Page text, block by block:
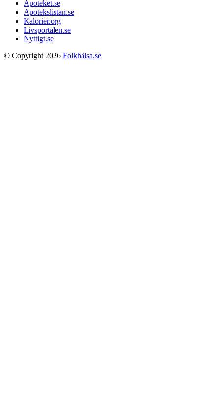
Apoteket.se
Apotekslistan.se
Kalorier.org
Livsportalen.se
Nyttigt.se
© Copyright 2026 Folkhälsa.se